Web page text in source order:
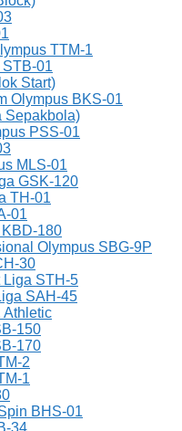
TTM-1
01
Start)
Olympus BKS-01
Sepakbola)
PSS-01
MLS-01
GSK-120
TH-01
01
180
Olympus SBG-9P
30
Liga STH-5
SAH-45
Athletic
150
170
2
1
BHS-01
34